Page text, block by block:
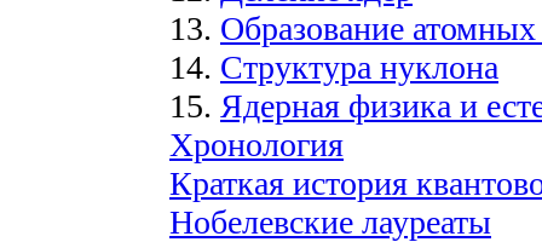
13. Образование атомных
14. Структура нуклона
15. Ядерная физика и
Хронология
Краткая история
Нобелевские лауреаты